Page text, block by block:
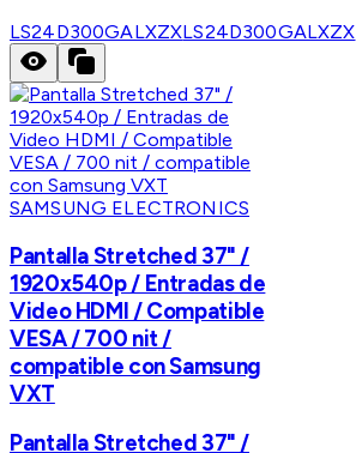
LS24D300GALXZXLS24D300GALXZX
SAMSUNG ELECTRONICS
Pantalla Stretched 37" /
1920x540p / Entradas de
Video HDMI / Compatible
VESA / 700 nit /
compatible con Samsung
VXT
Pantalla Stretched 37" /